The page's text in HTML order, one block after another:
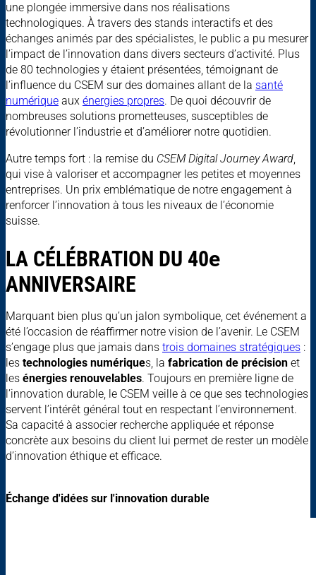
une plongée immersive dans nos réalisations
technologiques. À travers des stands interactifs et des
échanges animés par des spécialistes, le public a pu mesurer
l’impact de l’innovation dans divers secteurs d’activité. Plus
de 80 technologies y étaient présentées, témoignant de
l’influence du CSEM sur des domaines allant de la santé
numérique aux énergies propres. De quoi découvrir de
nombreuses solutions prometteuses, susceptibles de
révolutionner l’industrie et d’améliorer notre quotidien.
Autre temps fort : la remise du CSEM Digital Journey Award,
qui vise à valoriser et accompagner les petites et moyennes
entreprises. Un prix emblématique de notre engagement à
renforcer l’innovation à tous les niveaux de l’économie
suisse.
LA CÉLÉBRATION DU 40e
ANNIVERSAIRE
Marquant bien plus qu’un jalon symbolique, cet événement a
été l’occasion de réaffirmer notre vision de l’avenir. Le CSEM
s’engage plus que jamais dans trois domaines stratégiques :
les technologies numériques, la fabrication de précision et
les énergies renouvelables. Toujours en première ligne de
l’innovation durable, le CSEM veille à ce que ses technologies
servent l’intérêt général tout en respectant l’environnement.
Sa capacité à associer recherche appliquée et réponse
concrète aux besoins du client lui permet de rester un modèle
d’innovation éthique et efficace.
Échange d'idées sur l'innovation durable